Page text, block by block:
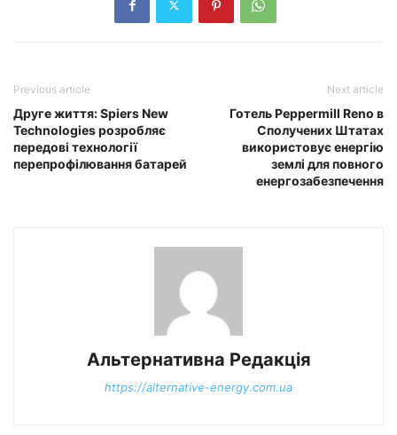
Previous article
Друге життя: Spiers New
Technologies розробляє
передові технології
перепрофілювання батарей
Next article
Готель Peppermill Reno в
Сполучених Штатах
використовує енергію
землі для повного
енергозабезпечення
Альтернативна Редакція
https://alternative-energy.com.ua